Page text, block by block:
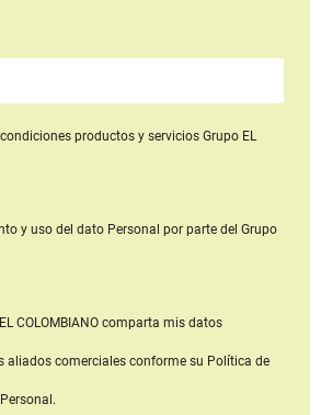
productos y serviciosGrupo EL
y uso del dato Personal por parte del Grupo
COLOMBIANOcomparta mis datos
aliados comerciales conforme su Política de